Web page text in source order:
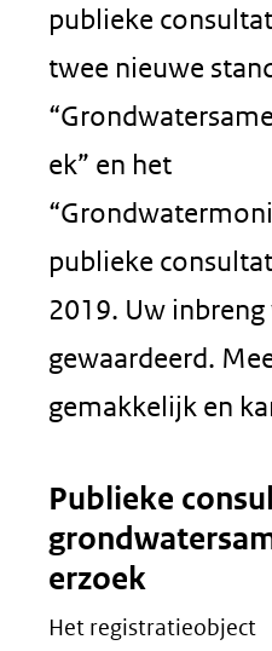
publieke
twee nieuwe
ek” en het
publieke
2019. Uw
gewaardeerd.
gemakkelijk en
Publieke
erzoek
Het registratieobject